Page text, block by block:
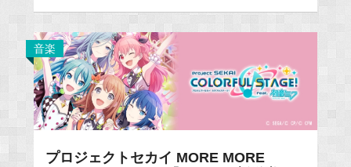
音楽
プロジェクトセカイ MORE MORE